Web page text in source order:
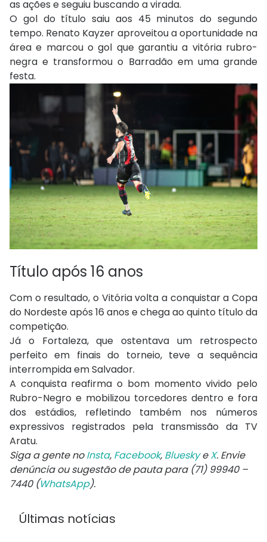
as ações e seguiu buscando a virada.
O gol do título saiu aos 45 minutos do segundo
tempo. Renato Kayzer aproveitou a oportunidade na
área e marcou o gol que garantiu a vitória rubro-
negra e transformou o Barradão em uma grande
festa.
Título após 16 anos
Com o resultado, o Vitória volta a conquistar a Copa
do Nordeste após 16 anos e chega ao quinto título da
competição.
Já o Fortaleza, que ostentava um retrospecto
perfeito em finais do torneio, teve a sequência
interrompida em Salvador.
A conquista reafirma o bom momento vivido pelo
Rubro-Negro e mobilizou torcedores dentro e fora
dos estádios, refletindo também nos números
expressivos registrados pela transmissão da TV
Aratu.
Siga a gente noInsta, Facebook, BlueskyeX. Envie
denúncia ou sugestão de pauta para (71) 99940 –
7440 (WhatsApp).
Últimas notícias